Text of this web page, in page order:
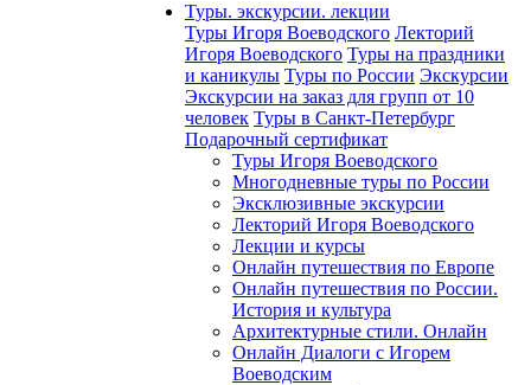
Туры. экскурсии. лекции
Туры Игоря Воеводского Лекторий
Игоря Воеводского Туры на праздники
и каникулы Туры по России Экскурсии
Экскурсии на заказ для групп от 10
человек Туры в Санкт-Петербург
Подарочный сертификат
Туры Игоря Воеводского
Многодневные туры по России
Эксклюзивные экскурсии
Лекторий Игоря Воеводского
Лекции и курсы
Онлайн путешествия по Европе
Онлайн путешествия по России.
История и культура
Архитектурные стили. Онлайн
Онлайн Диалоги с Игорем
Воеводским